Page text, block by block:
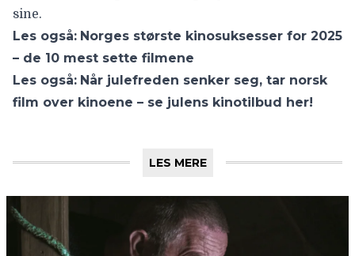
sine.
Les også: Norges største kinosuksesser for 2025
– de 10 mest sette filmene
Les også: Når julefreden senker seg, tar norsk
film over kinoene – se julens kinotilbud her!
LES MERE